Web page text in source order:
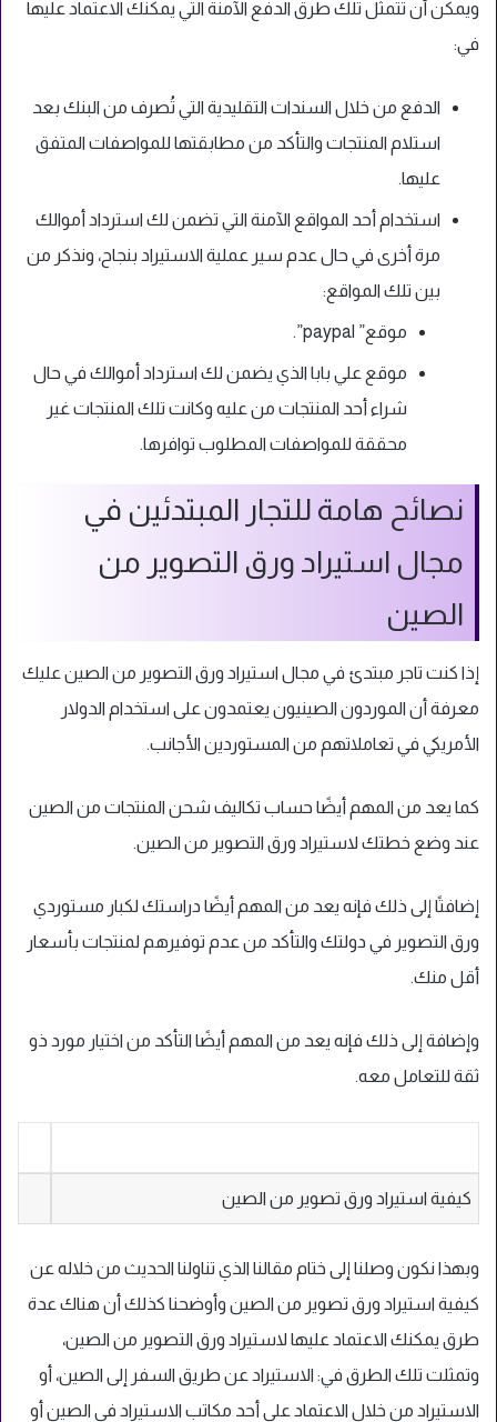
ويمكن أن تتمثل تلك طرق الدفع الآمنة التي يمكنك الاعتماد عليها
في:
الدفع من خلال السندات التقليدية التي تُصرف من البنك بعد
استلام المنتجات والتأكد من مطابقتها للمواصفات المتفق
عليها.
استخدام أحد المواقع الآمنة التي تضمن لك استرداد أموالك
مرة أخرى في حال عدم سير عملية الاستيراد بنجاح، ونذكر من
بين تلك المواقع:
موقع” paypal”.
موقع علي بابا الذي يضمن لك استرداد أموالك في حال
شراء أحد المنتجات من عليه وكانت تلك المنتجات غير
محققة للمواصفات المطلوب توافرها.
نصائح هامة للتجار المبتدئين في
مجال استيراد ورق التصوير من
الصين
إذا كنت تاجر مبتدئ في مجال استيراد ورق التصوير من الصين عليك
معرفة أن الموردون الصينيون يعتمدون على استخدام الدولار
الأمريكي في تعاملاتهم من المستوردين الأجانب.
كما يعد من المهم أيضًا حساب تكاليف شحن المنتجات من الصين
عند وضع خطتك لاستيراد ورق التصوير من الصين.
إضافتًا إلى ذلك فإنه يعد من المهم أيضًا دراستك لكبار مستوردي
ورق التصوير في دولتك والتأكد من عدم توفيرهم لمنتجات بأسعار
أقل منك.
وإضافة إلى ذلك فإنه يعد من المهم أيضًا التأكد من اختيار مورد ذو
ثقة للتعامل معه.
كيفية استيراد ورق تصوير من الصين
وبهذا نكون وصلنا إلى ختام مقالنا الذي تناولنا الحديث من خلاله عن
كيفية استيراد ورق تصوير من الصين وأوضحنا كذلك أن هناك عدة
طرق يمكنك الاعتماد عليها لاستيراد ورق التصوير من الصين،
وتمثلت تلك الطرق في: الاستيراد عن طريق السفر إلى الصين، أو
الاستيراد من خلال الاعتماد على أحد مكاتب الاستيراد في الصين أو